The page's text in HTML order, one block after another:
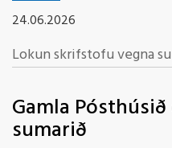
24.06.2026
Lokun skrifstofu vegna
Gamla
sumarið